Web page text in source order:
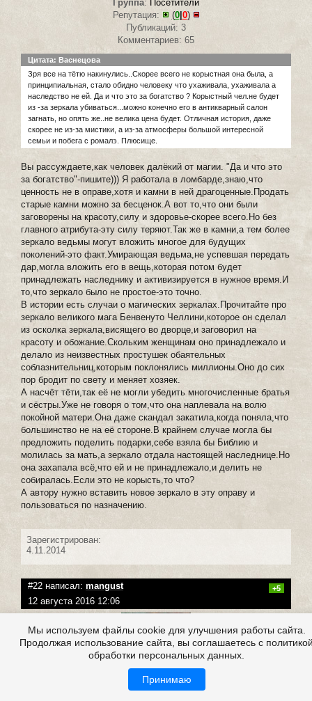
Группа: Посетители
Репутация:
(0| 0)
Публикаций: 3
Комментариев: 65
Цитата: Васнецова
Зря все на тётю накинулись..Скорее всего не корыстная она была, а
принципиальная, стало обидно человеку что ухаживала, ухаживала а
наследство не ей. Да и что это за богатство ? Корыстный чел.не будет
из -за зеркала убиваться...можно конечно его в антикварный салон
загнать, но опять же..не велика цена будет. Отличная история, даже
скорее не из-за мистики, а из-за атмосферы большой интересной
семьи и побега с ромалэ. Плюсище.
Вы рассуждаете,как человек далёкий от магии. "Да и что это
за богатство"-пишите))) Я работала в ломбарде,знаю,что
ценность не в оправе,хотя и камни в ней драгоценные.Продать
старые камни можно за бесценок.А вот то,что они были
заговорены на красоту,силу и здоровье-скорее всего.Но без
главного атрибута-эту силу теряют.Так же в камни,а тем более
зеркало ведьмы могут вложить многое для будущих
поколений-это факт.Умирающая ведьма,не успевшая передать
дар,могла вложить его в вещь,которая потом будет
принадлежать наследнику и активизируется в нужное время.И
то,что зеркало было не простое-это точно.
В истории есть случаи о магических зеркалах.Прочитайте про
зеркало великого мага Бенвенуто Челлини,которое он сделал
из осколка зеркала,висящего во дворце,и заговорил на
красоту и обожание.Скольким женщинам оно принадлежало и
делало из неизвестных простушек обаятельных
соблазнительниц,которым поклонялись миллионы.Оно до сих
пор бродит по свету и меняет хозяек.
А насчёт тёти,так её не могли убедить многочисленные братья
и сёстры.Уже не говоря о том,что она наплевала на волю
покойной матери.Она даже скандал закатила,когда поняла,что
большинство не на её стороне.В крайнем случае могла бы
предложить поделить подарки,себе взяла бы Библию и
молилась за мать,а зеркало отдала настоящей наследнице.Но
она захапала всё,что ей и не принадлежало,и делить не
собиралась.Если это не корысть,то что?
А автору нужно вставить новое зеркало в эту оправу и
пользоваться по назначению.
Зарегистрирован:
4.11.2014
#22 написал: mangust +5
12 августа 2016 12:06
Мы используем файлы cookie для улучшения работы сайта.
Продолжая использование сайта, вы соглашаетесь с
обработки персональных данных.
Принимаю